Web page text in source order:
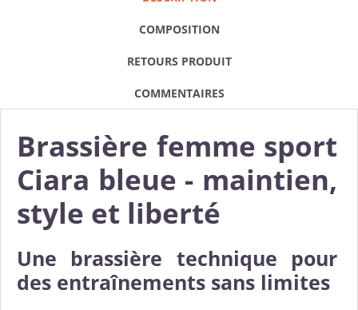
COMPOSITION
RETOURS PRODUIT
COMMENTAIRES
Brassière femme sport
Ciara bleue - maintien,
style et liberté
Une brassière technique pour
des entraînements sans limites